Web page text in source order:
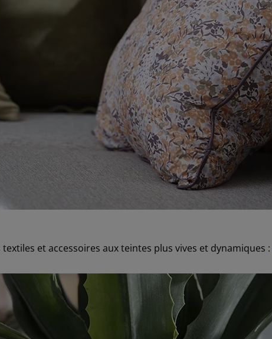
et accessoires aux teintes plus vives et dynamiques :